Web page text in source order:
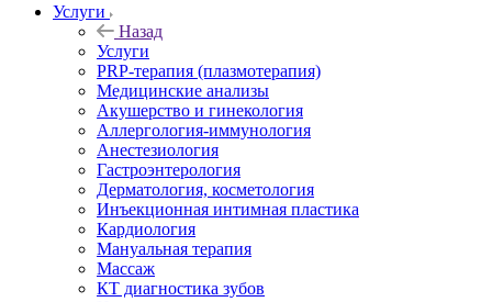
Услуги
Назад
Услуги
PRP-терапия (плазмотерапия)
Медицинские анализы
Акушерство и гинекология
Аллергология-иммунология
Анестезиология
Гастроэнтерология
Дерматология, косметология
Инъекционная интимная пластика
Кардиология
Мануальная терапия
Массаж
КТ диагностика зубов